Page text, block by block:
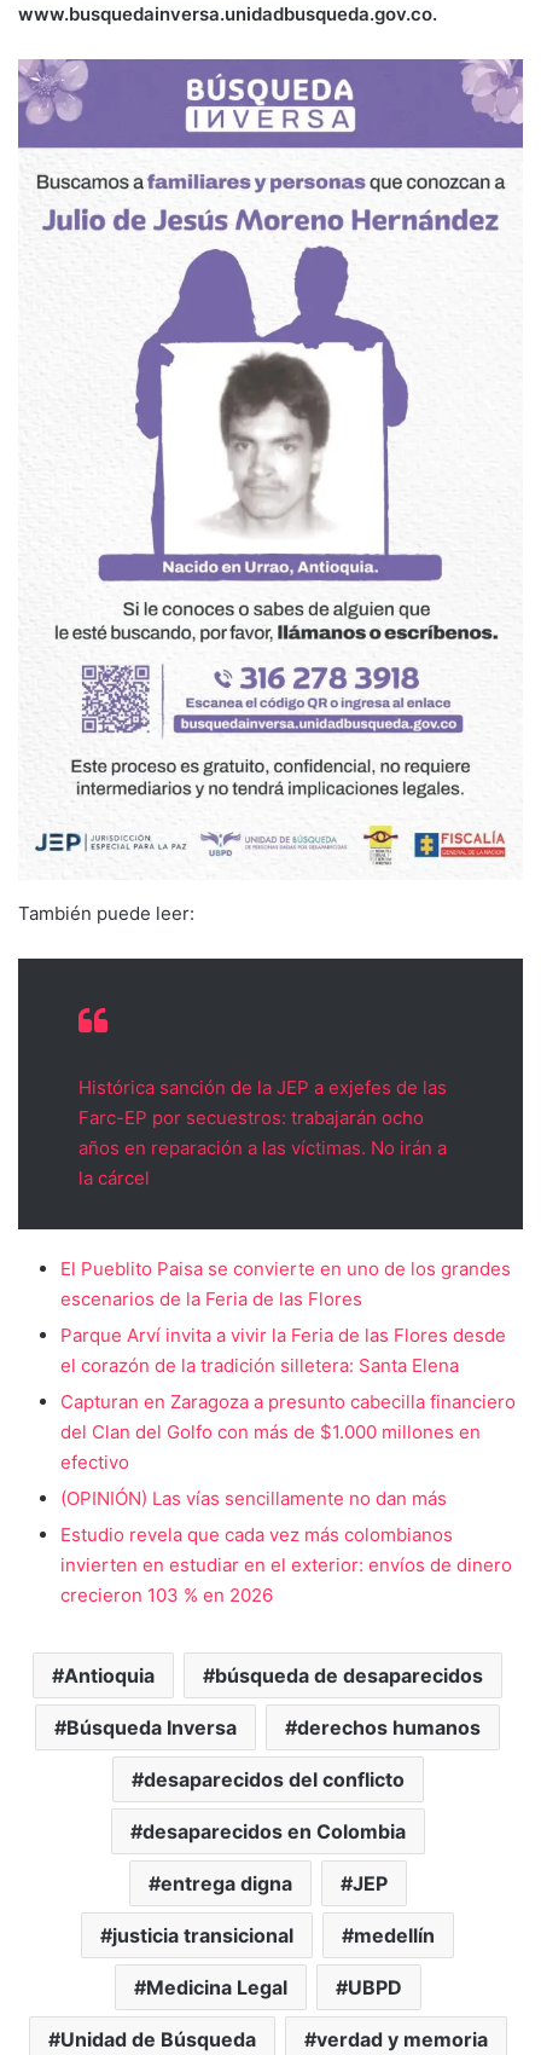
www.busquedainversa.unidadbusqueda.gov.co.
También puede leer:
Histórica sanción de la JEP a exjefes de las
Farc-EP por secuestros: trabajarán ocho
años en reparación a las víctimas. No irán a
la cárcel
El Pueblito Paisa se convierte en uno de los grandes
escenarios de la Feria de las Flores
Parque Arví invita a vivir la Feria de las Flores desde
el corazón de la tradición silletera: Santa Elena
Capturan en Zaragoza a presunto cabecilla financiero
del Clan del Golfo con más de $1.000 millones en
efectivo
(OPINIÓN) Las vías sencillamente no dan más
Estudio revela que cada vez más colombianos
invierten en estudiar en el exterior: envíos de dinero
crecieron 103 % en 2026
Antioquia búsqueda de desaparecidos
Búsqueda Inversa derechos humanos
desaparecidos del conflicto
desaparecidos en Colombia
entrega digna JEP
justicia transicional medellín
Medicina Legal UBPD
Unidad de Búsqueda verdad y memoria